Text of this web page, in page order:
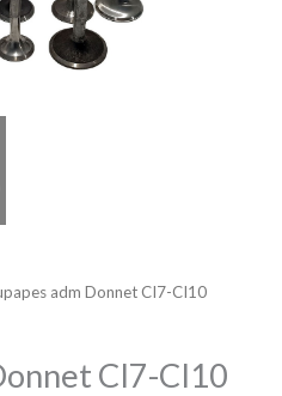
adm Donnet CI7-CI10
CI7-CI10